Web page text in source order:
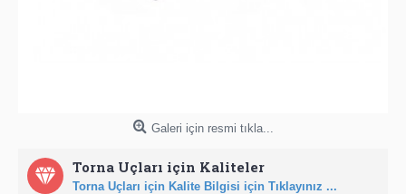
Galeri için resmi tıkla...
Torna Uçları için Kaliteler
Torna Uçları için Kalite Bilgisi için Tıklayınız ...